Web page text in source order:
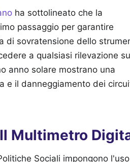
ha sottolineato che la
passaggio per garantire
di sovratensione dello
a qualsiasi rilevazione su
anno solare mostrano una
e il danneggiamento dei
Multimetro
Sociali impongono